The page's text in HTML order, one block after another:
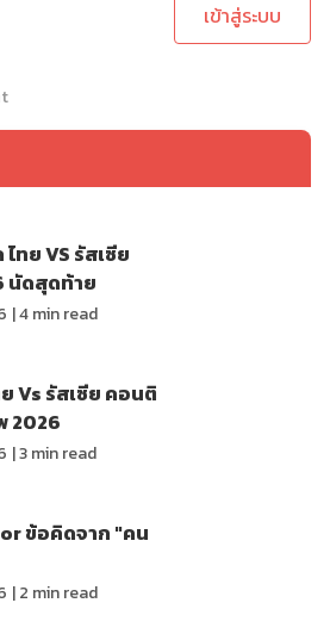
เข้าสู่ระบบ
ทย VS รัสเซีย
นัดสุดท้าย
|4min read
Vs รัสเซีย คอนติ
2026
|3min read
ข้อคิดจาก "คน
|2 min read